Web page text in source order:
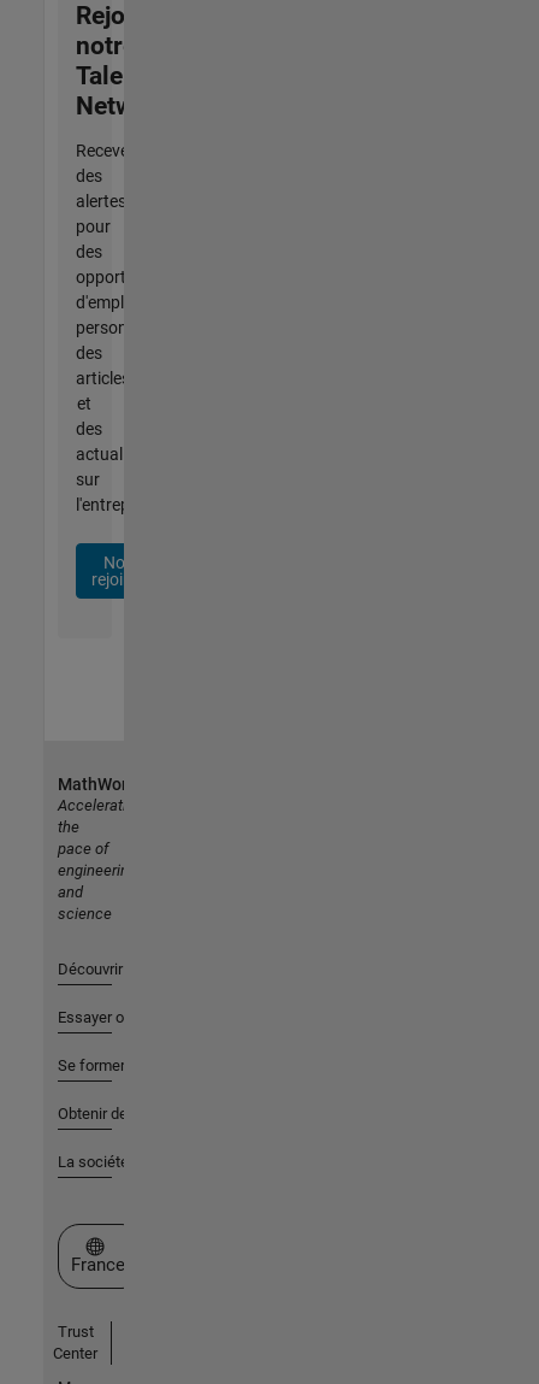
Rejoignez
notre
Talent
Network
Recevez
des
alertes
pour
des
opportunités
d'emploi
personnalisées,
des
articles
et
des
actualités
sur
l'entreprise.
Nous
rejoindre
MathWorks
Accelerating
the
pace of
engineering
and
science
Découvrir les produits
Essayer ou acheter
Se former
Obtenir de l'aide
La société
Sélectionner un site web
France
Trust
Center